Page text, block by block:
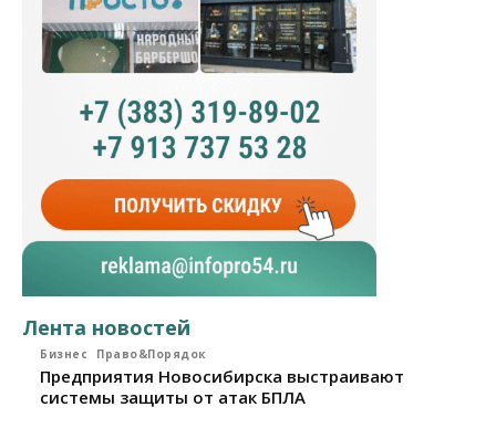
Лента новостей
Бизнес Право&Порядок
Предприятия Новосибирска выстраивают
системы защиты от атак БПЛА